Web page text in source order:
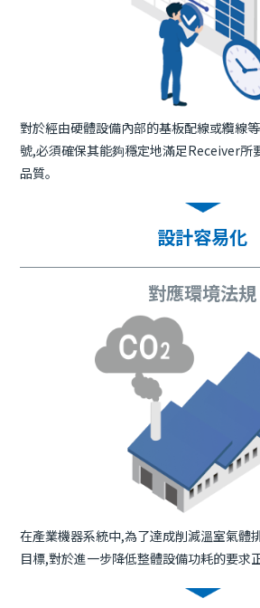
對於經由硬體設備內部的基板配線或纜線
號,必須確保其能夠穩定地滿足Receiver所
品質。
設計容易化
對應環境法規
在產業機器系統中,為了達成削減溫室氣體
目標,對於進一步降低整體設備功耗的要求